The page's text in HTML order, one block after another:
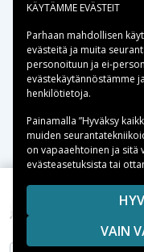
Folio, HP
14u, HP ZBook
Huawei:
Lenovo:
Chromebook,
300e
Lenovo 500e
sukupolvi,
Ducati 5,
S940, Lenovo
Lenovo Slim 7,
Maksuvaihtoehdot
Toimitusvaihtoehdot
Copyright
SIVULLA MAINITUT
KÄYTÄMME EVÄSTEIT
Parhaan mahdollisen
evästeitä ja muita
personoituun ja ei-
evästekäytännöstämme
henkilötietoja.
Painamalla ”Hyväksy
muiden
on vapaaehtoinen ja sitä
evästeasetuksista tai
VAIN